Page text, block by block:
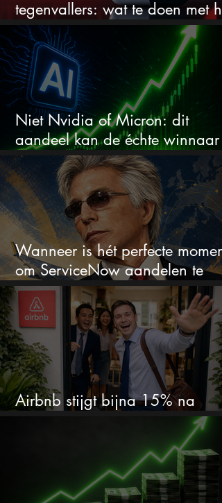
tegenvallers: wat te doen met
aandeel?
Niet Nvidia of Micron: dit
aandeel kan de échte winnaar
van de AI-race worden
Wanneer is hét perfecte moment
om ServiceNow aandelen te
kopen?
Airbnb stijgt bijna 15% na
cijfers: vooral dit AI-cijfer valt op